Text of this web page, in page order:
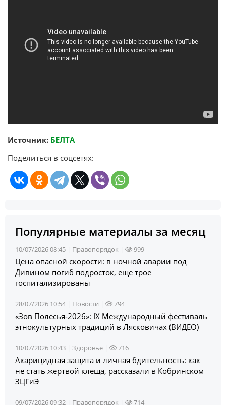
Источник: БЕЛТА
Поделиться в соцсетях:
Популярные материалы за месяц
10/07/2026 08:45 | Правопорядок | 999
Цена опасной скорости: в ночной аварии под
Дивином погиб подросток, еще трое
госпитализированы
28/07/2026 10:54 | Новости | 794
«Зов Полесья‑2026»: IX Международный фестиваль
этнокультурных традиций в Лясковичах (ВИДЕО)
10/07/2026 10:43 | Здоровье | 716
Акарицидная защита и личная бдительность: как
не стать жертвой клеща, рассказали в Кобринском
ЗЦГиЭ
09/07/2026 09:32 | Правопорядок | 714